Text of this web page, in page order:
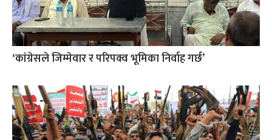
‘कांग्रेसले जिम्मेवार र परिपक्व भूमिका निर्वाह गर्छ’